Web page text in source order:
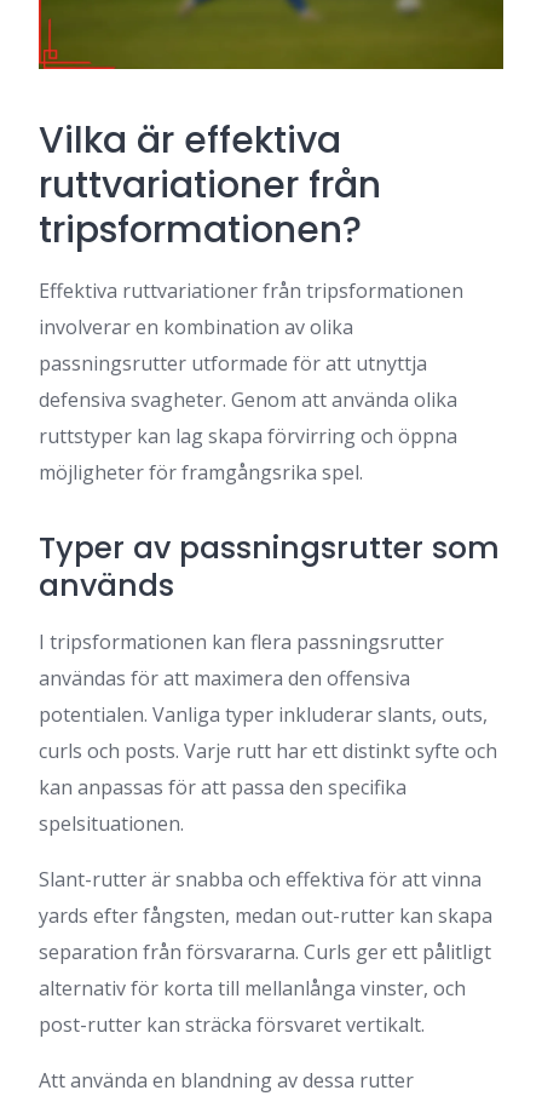
Vilka är effektiva
ruttvariationer från
tripsformationen?
Effektiva ruttvariationer från tripsformationen
involverar en kombination av olika
passningsrutter utformade för att utnyttja
defensiva svagheter. Genom att använda olika
ruttstyper kan lag skapa förvirring och öppna
möjligheter för framgångsrika spel.
Typer av passningsrutter som
används
I tripsformationen kan flera passningsrutter
användas för att maximera den offensiva
potentialen. Vanliga typer inkluderar slants, outs,
curls och posts. Varje rutt har ett distinkt syfte och
kan anpassas för att passa den specifika
spelsituationen.
Slant-rutter är snabba och effektiva för att vinna
yards efter fångsten, medan out-rutter kan skapa
separation från försvararna. Curls ger ett pålitligt
alternativ för korta till mellanlånga vinster, och
post-rutter kan sträcka försvaret vertikalt.
Att använda en blandning av dessa rutter